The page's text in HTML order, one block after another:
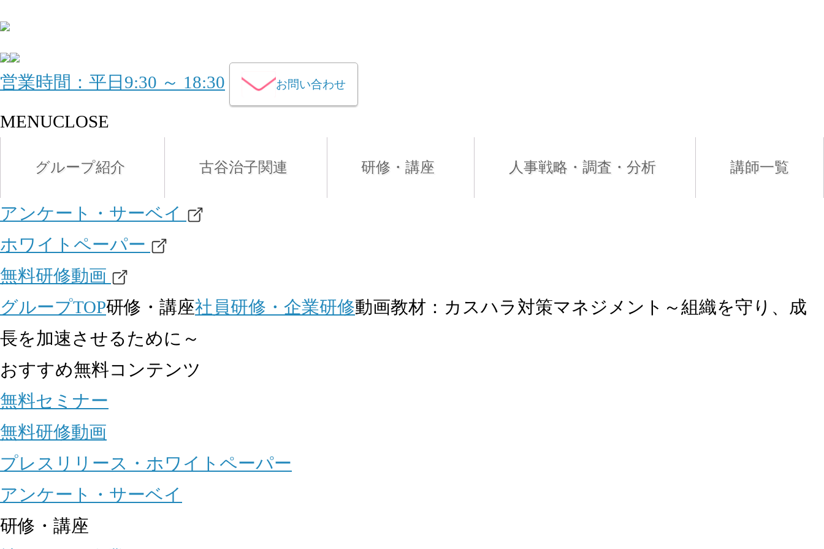
営業時間：平日9:30 ～ 18:30 お問い合わせ
MENUCLOSE
グループ紹介 古谷治子関連 研修・講座 人事戦略・調査・分析 講師一覧
アンケート・サーベイ
ホワイトペーパー
無料研修動画
グループTOP研修・講座社員研修・企業研修動画教材：カスハラ対策マネジメント～組織を守り、成
長を加速させるために～
おすすめ無料コンテンツ
無料セミナー
無料研修動画
プレスリリース・ホワイトペーパー
アンケート・サーベイ
研修・講座